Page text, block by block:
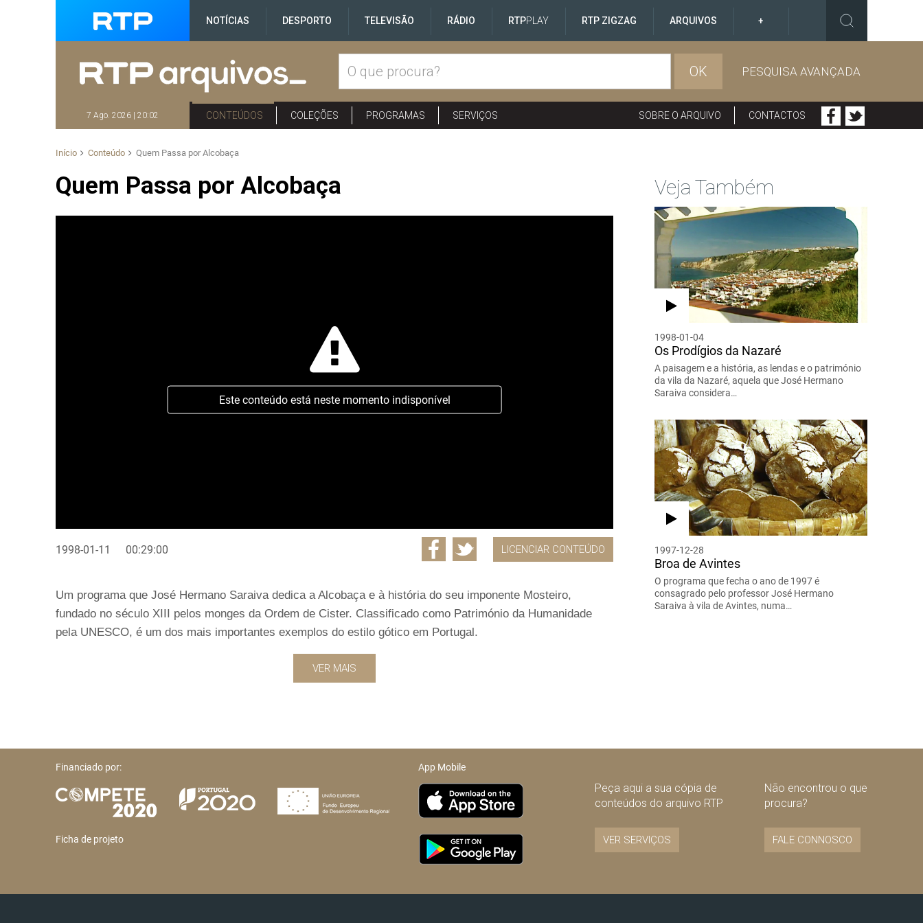
NOTÍCIAS DESPORTO TELEVISÃO RÁDIO RTPPLAY RTP ZIGZAG ARQUIVOS +
OK PESQUISA AVANÇADA
7 Ago. 2026 | 20:02 CONTEÚDOS COLEÇÕES PROGRAMAS SERVIÇOS SOBRE O ARQUIVO CONTACTOS
Início Conteúdo Quem Passa por Alcobaça
Quem Passa por Alcobaça
Este conteúdo está neste momento indisponível
1998-01-11 00:29:00 LICENCIAR CONTEÚDO
Um programa que José Hermano Saraiva dedica a Alcobaça e à história do seu imponente Mosteiro,
fundado no século XIII pelos monges da Ordem de Cister. Classificado como Património da Humanidade
pela UNESCO, é um dos mais importantes exemplos do estilo gótico em Portugal.
VER MAIS
Veja Também
1998-01-04
Os Prodígios da Nazaré
A paisagem e a história, as lendas e o património
da vila da Nazaré, aquela que José Hermano
Saraiva considera…
1997-12-28
Broa de Avintes
O programa que fecha o ano de 1997 é
consagrado pelo professor José Hermano
Saraiva à vila de Avintes, numa…
Financiado por:
Ficha de projeto
App Mobile
Peça aqui a sua cópia de
conteúdos do arquivo RTP
VER SERVIÇOS
Não encontrou o que
procura?
FALE CONNOSCO